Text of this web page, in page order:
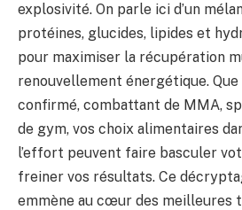
explosivité. On parle ici d’un
protéines, glucides, lipides et
pour maximiser la récupération
renouvellement énergétique.
confirmé, combattant de MMA,
de gym, vos choix alimentaires
l’effort peuvent faire basculer
freiner vos résultats. Ce
emmène au cœur des meilleures